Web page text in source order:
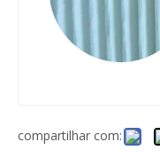
compartilhar com: